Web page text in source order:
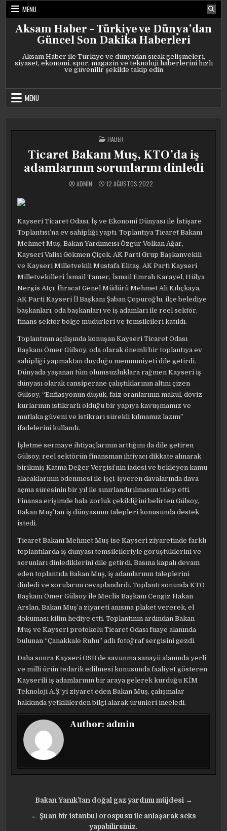
Skip
content
MENU
Aksam Haber – Türkiye ve Dünya’dan
Güncel Son Dakika Haberleri
Aksam Haber ile Türkiye ve dünyadan sıcak gelişmeleri,
siyaset, ekonomi, spor, magazin ve teknoloji haberlerini hızlı
ve güvenilir şekilde takip edin
MENU
POSTED
IN
HABER
Ticaret Bakanı Muş, KTO’da iş
adamlarının sorunlarını dinledi
ADMIN 12 AĞUSTOS 2022
Kayseri Ticaret Odası, İş ve Ekonomi Dünyası ile İstişare
Toplantısı’na ev sahipliği yaptı. Toplantıya Ticaret Bakanı
Mehmet Muş, Bakan Yardımcısı Özgür Volkan Ağar,
Kayseri Valisi Gökmen Çiçek, AK Parti Grup Başkanvekili
ve Kayseri Milletvekili Mustafa Elitaş, AK Parti Kayseri
Milletvekilleri İsmail Tamer, İsmail Emrah Karayel, Hülya
Nergis Atçı, İhracat Genel Müdürü Mehmet Ali Kılıçkaya,
AK Parti Kayseri İl Başkanı Şaban Çopuroğlu, ilçe belediye
başkanları, oda başkanları ve iş adamları ile reel sektör,
finans sektör bölge müdürleri ve temsilcileri katıldı.
Toplantının açılışında konuşan Kayseri Ticaret Odası
Başkanı Ömer Gülsoy, oda olarak önemli bir toplantıya ev
sahipliği yapmaktan duyduğu memnuniyeti dile getirdi.
Dünyada yaşanan tüm olumsuzluklara rağmen Kayseri iş
dünyası olarak cansiperane çalıştıklarının altını çizen
Gülsoy, “Enflasyonun düşük, faiz oranlarının makul, döviz
kurlarının istikrarlı olduğu bir yapıya kavuşmamız ve
mutlaka güveni ve istikrarı sürekli kılmamız lazım”
ifadelerini kullandı.
İşletme sermaye ihtiyaçlarının arttığını da dile getiren
Gülsoy, reel sektörün finansman ihtiyacı dikkate alınarak
birikmiş Katma Değer Vergisi’nin iadesi ve bekleyen kamu
alacaklarının ödenmesi ile işçi-işveren davalarında dava
açma süresinin bir yıl ile sınırlandırılmasını talep etti.
Finansa erişimde hala zorluk çekildiğini belirten Gülsoy,
Bakan Muş’tan iş dünyasının talepleri konusunda destek
istedi.
Ticaret Bakanı Mehmet Muş ise Kayseri ziyaretinde farklı
toplantılarda iş dünyası temsilcileriyle görüştüklerini ve
sorunları dinlediklerini dile getirdi. Basına kapalı devam
eden toplantıda Bakan Muş, iş adamlarının taleplerini
dinledi ve sorularını cevaplandırdı. Toplantı sonunda KTO
Başkanı Ömer Gülsoy ile Meclis Başkanı Cengiz Hakan
Arslan, Bakan Muş’a ziyareti anısına plaket vererek, el
dokuması kilim hediye etti. Toplantının ardından Bakan
Muş ve Kayseri protokolü Ticaret Odası fuaye alanında
bulunan “Çanakkale Ruhu” adlı fotoğraf sergisini gezdi.
Daha sonra Kayseri OSB’de savunma sanayii alanında yerli
ve milli ürün tedarik edilmesi konusunda faaliyet gösteren
Kayserili iş adamlarının bir araya gelerek kurduğu KİM
Teknoloji A.Ş.’yi ziyaret eden Bakan Muş, çalışmalar
hakkında yetkililerden bilgi alarak ürünleri inceledi.
Author: admin
Yazı
gezinmesi
Bakan Yanık’tan doğal gaz yardımı müjdesi →
← Şuan bir istanbul orospusu ile anlaşarak seks
yapabilirsiniz.